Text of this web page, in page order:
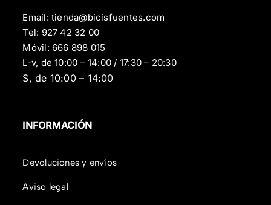
Email:tienda@bicisfuentes.com
Tel: 927 42 32 00
Móvil: 666 898 015
L-v, de 10:00 – 14:00 / 17:30 – 20:30
S, de 10:00 – 14:00
INFORMACIÓN
Devoluciones y envíos
Aviso legal